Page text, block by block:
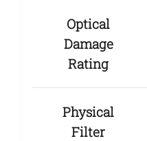
Optical
Damage
Rating
Physical
Filter